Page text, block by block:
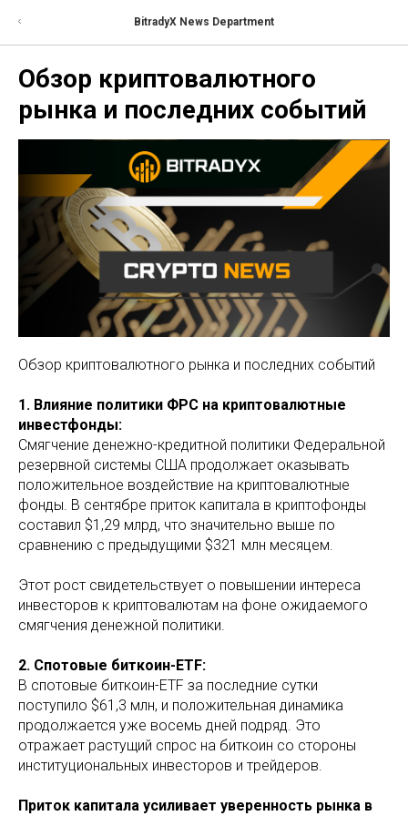
BitradyX News Department
Обзор криптовалютного
рынка и последних событий
Обзор криптовалютного рынка и последних событий
1. Влияние политики ФРС на криптовалютные
инвестфонды:
Смягчение денежно-кредитной политики Федеральной
резервной системы США продолжает оказывать
положительное воздействие на криптовалютные
фонды. В сентябре приток капитала в криптофонды
составил $1,29 млрд, что значительно выше по
сравнению с предыдущими $321 млн месяцем.
Этот рост свидетельствует о повышении интереса
инвесторов к криптовалютам на фоне ожидаемого
смягчения денежной политики.
2. Спотовые биткоин-ETF:
В спотовые биткоин-ETF за последние сутки
поступило $61,3 млн, и положительная динамика
продолжается уже восемь дней подряд. Это
отражает растущий спрос на биткоин со стороны
институциональных инвесторов и трейдеров.
Приток капитала усиливает уверенность рынка в